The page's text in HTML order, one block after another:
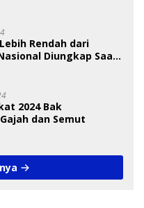
Rendah dari
Diungkap Saat
2024 Bak
dan Semut